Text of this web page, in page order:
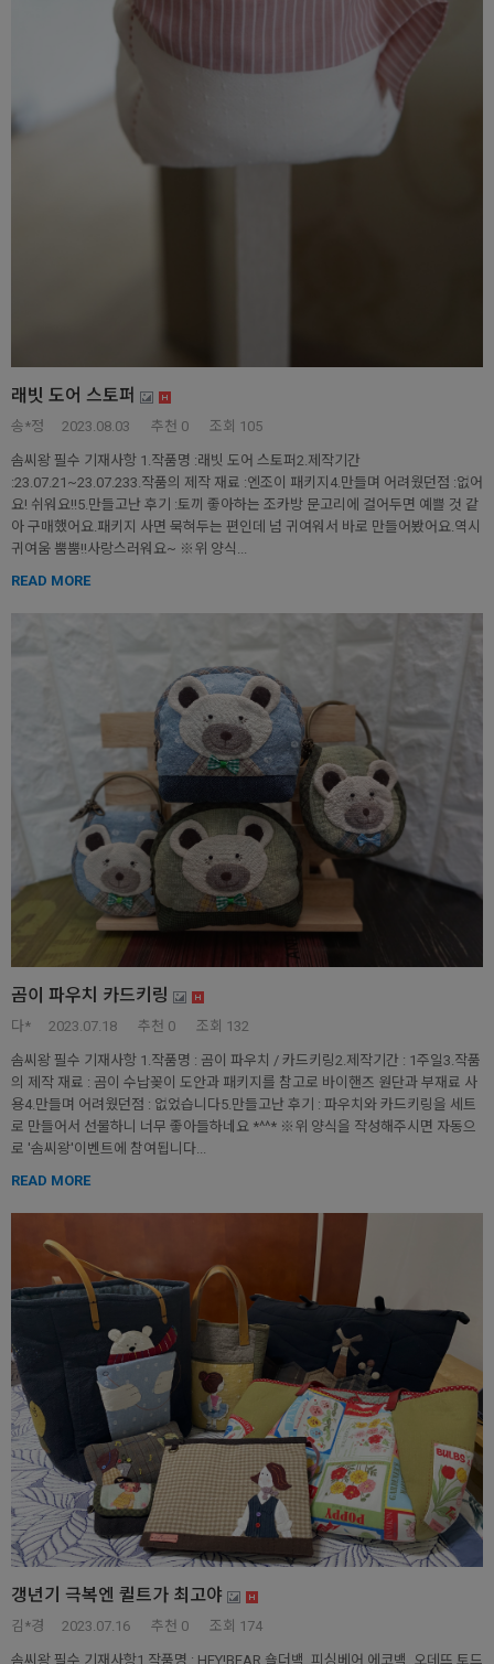
래빗 도어 스토퍼
송*정 2023.08.03 추천 0 조회 105
솜씨왕 필수 기재사항 1.작품명 :래빗 도어 스토퍼2.제작기간
:23.07.21~23.07.233.작품의 제작 재료 :엔조이 패키지4.만들며 어려웠던점 :없어
요! 쉬워요!!5.만들고난 후기 :토끼 좋아하는 조카방 문고리에 걸어두면 예쁠 것 같
아 구매했어요.패키지 사면 묵혀두는 편인데 넘 귀여워서 바로 만들어봤어요.역시
귀여움 뿜뿜!!사랑스러워요~ ※위 양식...
READ MORE
곰이 파우치 카드키링
다* 2023.07.18 추천 0 조회 132
솜씨왕 필수 기재사항 1.작품명 : 곰이 파우치 / 카드키링2.제작기간 : 1주일3.작품
의 제작 재료 : 곰이 수납꽂이 도안과 패키지를 참고로 바이핸즈 원단과 부재료 사
용4.만들며 어려웠던점 : 없었습니다5.만들고난 후기 : 파우치와 카드키링을 세트
로 만들어서 선물하니 너무 좋아들하네요 *^^* ※위 양식을 작성해주시면 자동으
로 '솜씨왕'이벤트에 참여됩니다...
READ MORE
갱년기 극복엔 퀼트가 최고야
김*경 2023.07.16 추천 0 조회 174
솜씨왕 필수 기재사항1.작품명 : HEY!BEAR 숄더백, 피싱베어 에코백, 오데뜨 토드